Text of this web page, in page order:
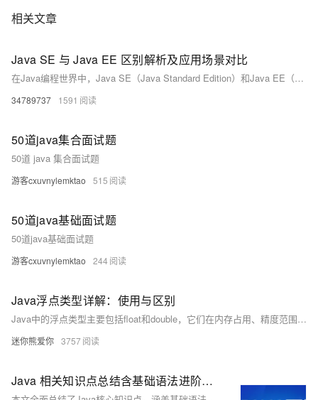
相关文章
Java SE 与 Java EE 区别解析及应用场景对比
在Java编程世界中，Java SE（Java Standard Edition）和Java EE（Java Enterprise Edition）是两个重要的平台版本，它们各自有着独特的定位和应用场景。理解它们之间的差异，对于开发者选择合适的技术栈进行项目开发至关重要。
34789737 1591
50道java集合面试题
50道 java 集合面试题
游客cxuvnylemktao 515
50道java基础面试题
50道java基础面试题
游客cxuvnylemktao 244
Java浮点类型详解：使用与区别
Java中的浮点类型主要包括float和double，它们在内存占用、精度范围和使用场景上有显著差异。float占用4字节，提供约6-7位有效数字；double占用8字节，提供约15-16位有效数字。float适合内存敏感或精度要求不高的场景，而double精度更高，是Java默认的浮点类型，推荐在大多数情况下使用。两者都存在精度限制，不能用于需要精确计算的金融领域。比较浮点数时应使用误差范围或BigDecimal类。科学计算和工程计算通常使用double，而金融计算应使用BigDecimal。
迷你熊爱你 3757
Java 相关知识点总结含基础语法进阶技巧及面试重点知识